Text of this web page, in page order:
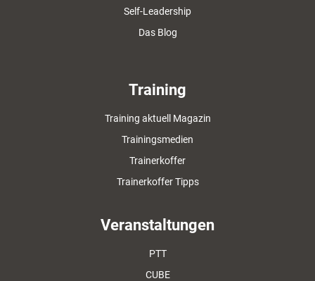
Self-Leadership
Das Blog
Training
Training aktuell Magazin
Trainingsmedien
Trainerkoffer
Trainerkoffer Tipps
Veranstaltungen
PTT
CUBE